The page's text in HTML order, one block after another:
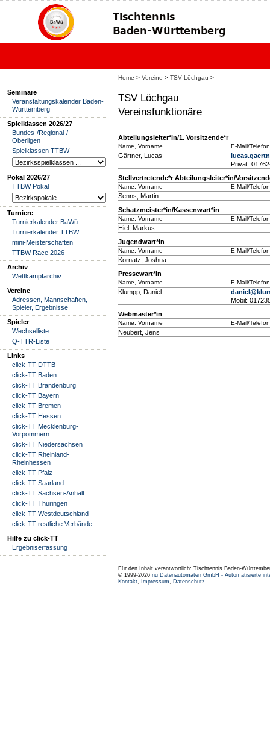
Home > Vereine > TSV Löchgau >
Seminare
Veranstaltungskalender Baden-
Württemberg
Spielklassen 2026/27
Bundes-/Regional-/
Oberligen
Spielklassen TTBW
Pokal 2026/27
TTBW Pokal
Turniere
Turnierkalender BaWü
Turnierkalender TTBW
mini-Meisterschaften
TTBW Race 2026
Archiv
Wettkampfarchiv
Vereine
Adressen, Mannschaften,
Spieler, Ergebnisse
Spieler
Wechselliste
Q-TTR-Liste
Links
click-TT DTTB
click-TT Baden
click-TT Brandenburg
click-TT Bayern
click-TT Bremen
click-TT Hessen
click-TT Mecklenburg-
Vorpommern
click-TT Niedersachsen
click-TT Rheinland-
Rheinhessen
click-TT Pfalz
click-TT Saarland
click-TT Sachsen-Anhalt
click-TT Thüringen
click-TT Westdeutschland
click-TT restliche Verbände
Hilfe zu click-TT
Ergebniserfassung
TSV Löchgau
Vereinsfunktionäre
Abteilungsleiter*in/1. Vorsitzende*r
Name, Vorname E-Mail/Telefon
Gärtner, Lucas
Privat:
Stellvertretende*r Abteilungsleiter*in/
Name, Vorname E-Mail/Telefon
Senns, Martin
Schatzmeister*in/Kassenwart*in
Name, Vorname E-Mail/Telefon
Hiel, Markus
Jugendwart*in
Name, Vorname E-Mail/Telefon
Kornatz, Joshua
Pressewart*in
Name, Vorname E-Mail/Telefon
Klumpp, Daniel
Mobil:
Webmaster*in
Name, Vorname E-Mail/Telefon
Neubert, Jens
Für den Inhalt verantwortlich: Tischtennis Baden-
© 1999-2026 nu Datenautomaten GmbH - Automatisierte
Kontakt, Impressum, Datenschutz